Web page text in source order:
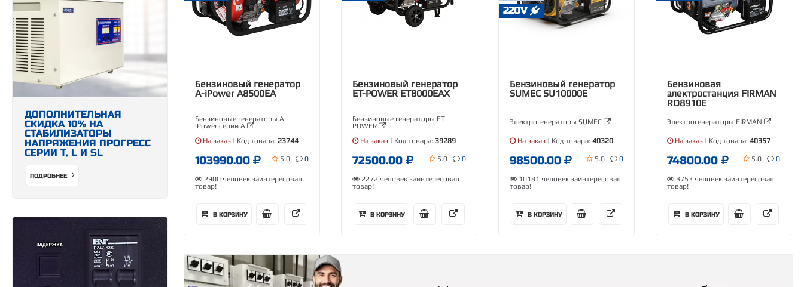
Бензиновый генератор
A-iPower A8500EA
Бензиновые генераторы A-
iPower серии А
На заказ| Код товара: 23744
103990.00 5.0 0
2900 человек заинтересовал
товар!
В КОРЗИНУ
Бензиновый генератор
ET-POWER ET8000EAX
Бензиновые генераторы ET-
POWER
На заказ| Код товара: 39289
72500.00 5.0 0
2272 человек заинтересовал
товар!
В КОРЗИНУ
220V
Бензиновый генератор
SUMEC SU10000E
Электрогенераторы SUMEC
На заказ| Код товара: 40320
98500.00 5.0 0
10181 человек заинтересовал
товар!
В КОРЗИНУ
Бензиновая
электростанция FIRMAN
RD8910E
Электрогенераторы FIRMAN
На заказ| Код товара: 40357
74800.00 5.0 0
3753 человек заинтересовал
товар!
В КОРЗИНУ
ДОПОЛНИТЕЛЬНАЯ
СКИДКА 10% НА
СТАБИЛИЗАТОРЫ
НАПРЯЖЕНИЯ ПРОГРЕСС
СЕРИИ Т, L И SL
ПОДРОБНЕЕ